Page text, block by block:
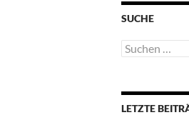
SUCHE
Suchen
nach:
LETZTE